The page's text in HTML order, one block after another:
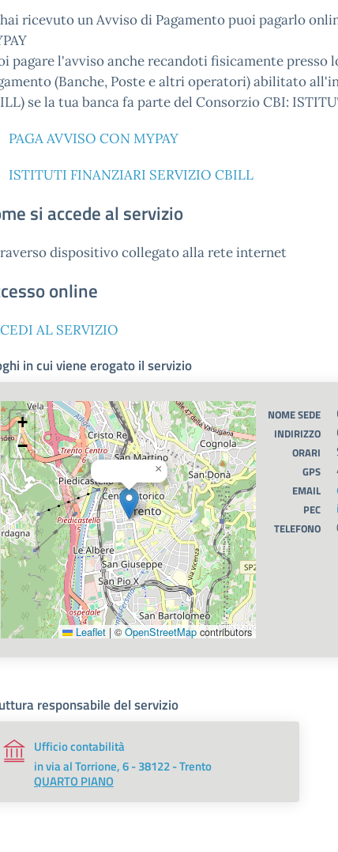
ricevuto un Avviso di Pagamento puoi pagarlo
pagare l'avviso anche recandoti fisicamente
(Banche, Poste e altri operatori) abilitato
se la tua banca fa parte del Consorzio CBI:
PAGA AVVISO CON MYPAY
ISTITUTI FINANZIARI SERVIZIO CBILL
si accede al servizio
dispositivo collegato alla rete internet
online
AL SERVIZIO
in cui viene erogato il servizio
×
+
−
Leaflet |© OpenStreetMapcontributors
NOME SEDE
INDIRIZZO
ORARI
GPS
EMAIL
PEC
TELEFONO
responsabile del servizio
Ufficio contabilità
in via al Torrione, 6 - 38122 - Trento
QUARTO PIANO